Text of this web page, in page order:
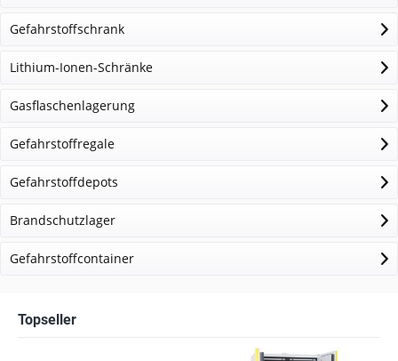
Gefahrstoffschrank
Lithium-Ionen-Schränke
Gasflaschenlagerung
Gefahrstoffregale
Gefahrstoffdepots
Brandschutzlager
Gefahrstoffcontainer
Topseller